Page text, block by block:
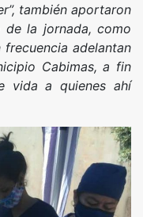
también aportaron
la jornada, como
adelantan
Cabimas, a fin
vida a quienes ahí